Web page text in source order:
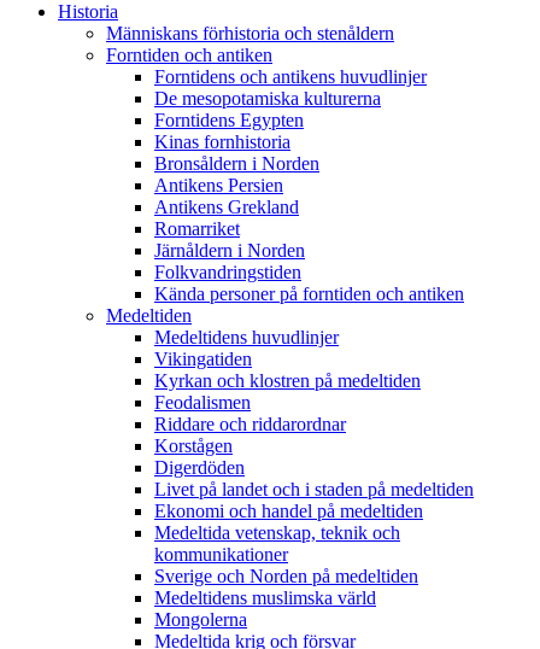
Historia
Människans förhistoria och stenåldern
Forntiden och antiken
Forntidens och antikens huvudlinjer
De mesopotamiska kulturerna
Forntidens Egypten
Kinas fornhistoria
Bronsåldern i Norden
Antikens Persien
Antikens Grekland
Romarriket
Järnåldern i Norden
Folkvandringstiden
Kända personer på forntiden och antiken
Medeltiden
Medeltidens huvudlinjer
Vikingatiden
Kyrkan och klostren på medeltiden
Feodalismen
Riddare och riddarordnar
Korstågen
Digerdöden
Livet på landet och i staden på medeltiden
Ekonomi och handel på medeltiden
Medeltida vetenskap, teknik och
kommunikationer
Sverige och Norden på medeltiden
Medeltidens muslimska värld
Mongolerna
Medeltida krig och försvar